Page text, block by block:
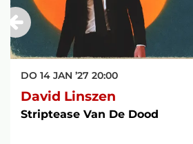
David Linszen
Striptease Van De Dood
DO 14 JAN ’27 20:00